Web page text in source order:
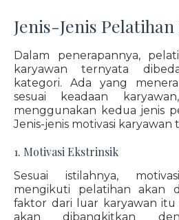
Jenis-Jenis
Dalam penerapannya,
karyawan ternyata
kategori. Ada yang
sesuai keadaan
menggunakan kedua jenis
Jenis-jenis motivasi
1. Motivasi Ekstrinsik
Sesuai istilahnya,
mengikuti pelatihan akan
faktor dari luar karyawan itu
akan dibangkitkan